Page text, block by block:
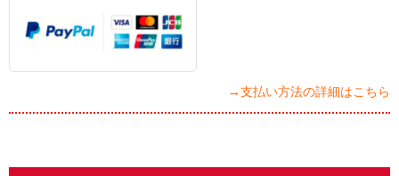
→支払い方法の詳細はこちら